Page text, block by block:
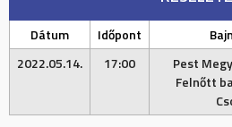
Dátum Időpont
2022.05.14.
17:00
Pest
Felnőtt